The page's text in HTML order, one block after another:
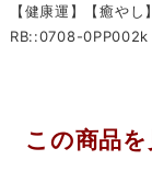
【健康運】【癒やし】
RB::0708-0PP002k
この商品